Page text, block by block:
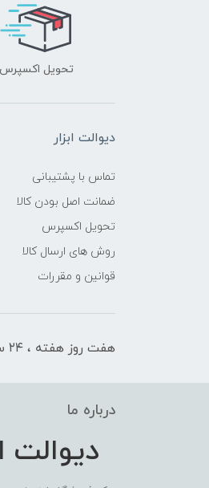
تحویل اکسپرس
دیوالت ابزار
تماس با پشتیبانی
ضمانت اصل بودن کالا
تحویل اکسپرس
روش های ارسال کالا
قوانین و مقررات
هفت روز هفته ، ۲۴ ساعت شبانه‌روز پاسخگوی شما هستیم
درباره ما
دیوالت